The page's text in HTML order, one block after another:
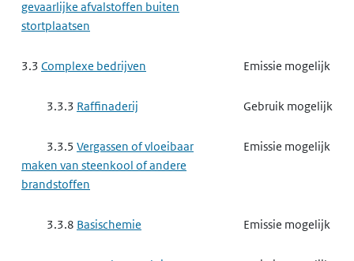
gevaarlijke afvalstoffen buiten
stortplaatsen
3.3 Complexe bedrijven Emissie mogelijk
3.3.3 Raffinaderij Gebruik mogelijk
3.3.5 Vergassen of vloeibaar
maken van steenkool of andere
brandstoffen
Emissie mogelijk
3.3.8 Basischemie Emissie mogelijk